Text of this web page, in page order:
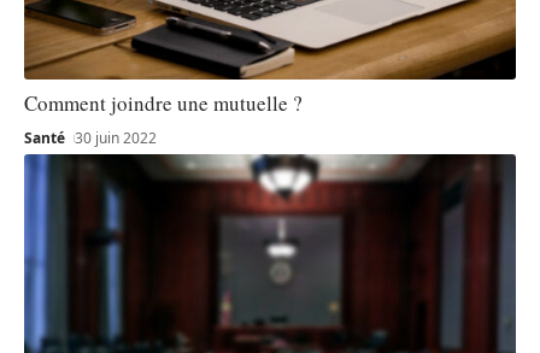
Comment joindre une mutuelle ?
Santé 30 juin 2022